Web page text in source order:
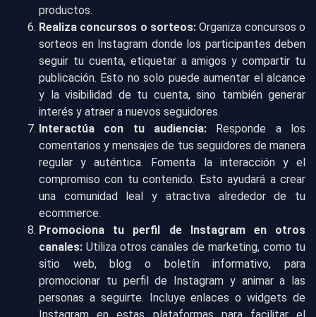
productos.
Realiza concursos o sorteos: Organiza concursos o
sorteos en Instagram donde los participantes deben
seguir tu cuenta, etiquetar a amigos y compartir tu
publicación. Esto no solo puede aumentar el alcance
y la visibilidad de tu cuenta, sino también generar
interés y atraer a nuevos seguidores.
Interactúa con tu audiencia: Responde a los
comentarios y mensajes de tus seguidores de manera
regular y auténtica. Fomenta la interacción y el
compromiso con tu contenido. Esto ayudará a crear
una comunidad leal y atractiva alrededor de tu
ecommerce.
Promociona tu perfil de Instagram en otros
canales: Utiliza otros canales de marketing, como tu
sitio web, blog o boletín informativo, para
promocionar tu perfil de Instagram y animar a las
personas a seguirte. Incluye enlaces o widgets de
Instagram en estas plataformas para facilitar el